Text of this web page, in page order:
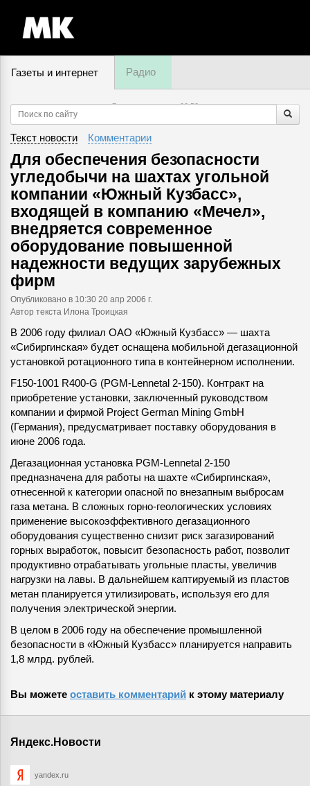
Газеты и интернет Радио
7 августа, четверг,00:50
Текст новости Комментарии
Для обеспечения безопасности
угледобычи на шахтах угольной
компании «Южный Кузбасс»,
входящей в компанию «Мечел»,
внедряется современное
оборудование повышенной
надежности ведущих зарубежных
фирм
Опубликовано в 10:30 20 апр 2006 г.
Автор текста Илона Троицкая
В 2006 году филиал ОАО «Южный Кузбасс» — шахта
«Сибиргинская» будет оснащена мобильной дегазационной
установкой ротационного типа в контейнерном исполнении.
F150-1001 R400-G (PGM-Lennetal 2-150). Контракт на
приобретение установки, заключенный руководством
компании и фирмой Project German Mining GmbH
(Германия), предусматривает поставку оборудования в
июне 2006 года.
Дегазационная установка PGM-Lennetal 2-150
предназначена для работы на шахте «Сибиргинская»,
отнесенной к категории опасной по внезапным выбросам
газа метана. В сложных горно-геологических условиях
применение высокоэффективного дегазационного
оборудования существенно снизит риск загазирований
горных выработок, повысит безопасность работ, позволит
продуктивно отрабатывать угольные пласты, увеличив
нагрузки на лавы. В дальнейшем каптируемый из пластов
метан планируется утилизировать, используя его для
получения электрической энергии.
В целом в 2006 году на обеспечение промышленной
безопасности в «Южный Кузбасс» планируется направить
1,8 млрд. рублей.
Вы можете оставить комментарий к этому материалу
Яндекс.Новости
yandex.ru